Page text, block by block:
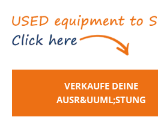
VERKAUFE DEINE
AUSR&UUML;STUNG